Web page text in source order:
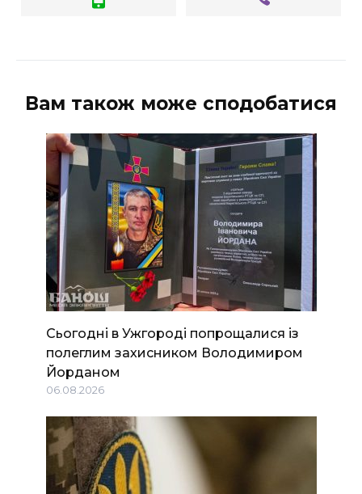
Вам також може сподобатися
Сьогодні в Ужгороді попрощалися із
полеглим захисником Володимиром
Йорданом
06.08.2026